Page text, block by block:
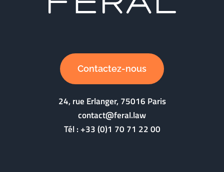
Contactez-nous
24, rue Erlanger, 75016 Paris
contact@feral.law
Tél :+33 (0)1 70 71 22 00